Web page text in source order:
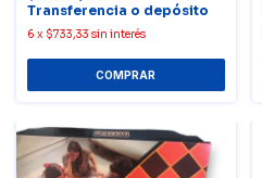
Transferencia o depósito
6 x $733,33 sin interés